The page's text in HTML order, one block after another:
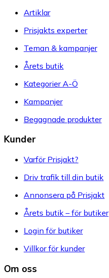
Artiklar
Prisjakts experter
Teman & kampanjer
Årets butik
Kategorier A-Ö
Kampanjer
Begagnade produkter
Kunder
Varför Prisjakt?
Driv trafik till din butik
Annonsera på Prisjakt
Årets butik – för butiker
Login för butiker
Villkor för kunder
Om oss